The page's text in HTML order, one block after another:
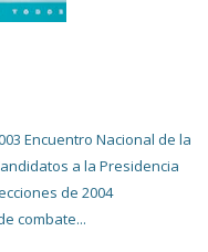
Encuentro Nacional de la
a la Presidencia
de 2004
combate...